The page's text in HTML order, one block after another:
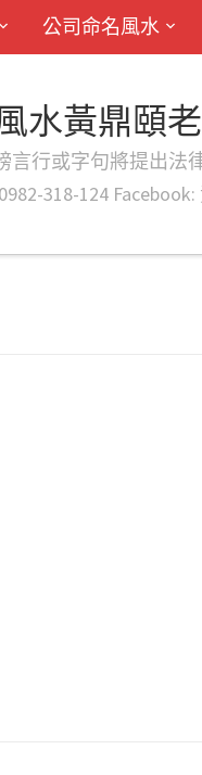
公司命名風水
水黃鼎頤
行或字句將提出法
318-124